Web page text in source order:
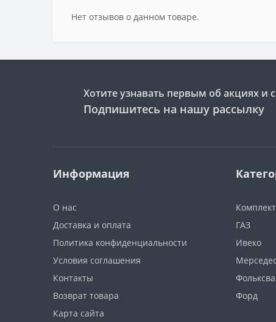
Нет отзывов о данном товаре.
Хотите узнавать первым об акциях и
Подпишитесь на нашу рассылку
Информация
О нас
Доставка и оплата
Политика конфиденциальности
Условия соглашения
Контакты
Возврат товара
Карта сайта
ГАЗ
Ивеко
Форд